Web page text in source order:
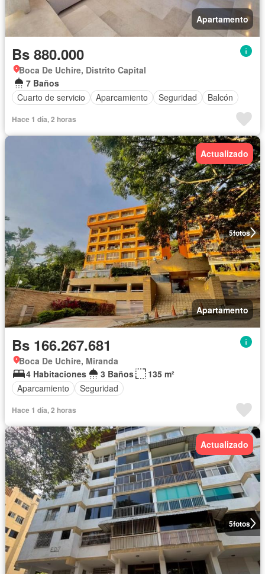
Apartamento
Bs 880.000
Boca De Uchire, Distrito Capital
7 Baños
Cuarto de servicio
Aparcamiento Seguridad Balcón
Hace 1 día, 2 horas
5fotos
Actualizado
Apartamento
Bs 166.267.681
Boca De Uchire, Miranda
4 Habitaciones
3 Baños
135 m²
Aparcamiento
Seguridad
Hace 1 día, 2 horas
5fotos
Actualizado